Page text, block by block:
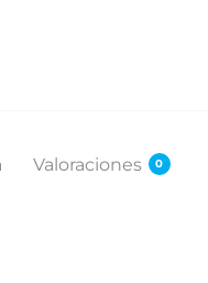
Valoraciones 0